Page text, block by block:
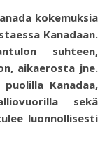
Kanadaan.
suhteen,
aikaerosta jne.
Kanadaa,
sekä
luonnollisesti